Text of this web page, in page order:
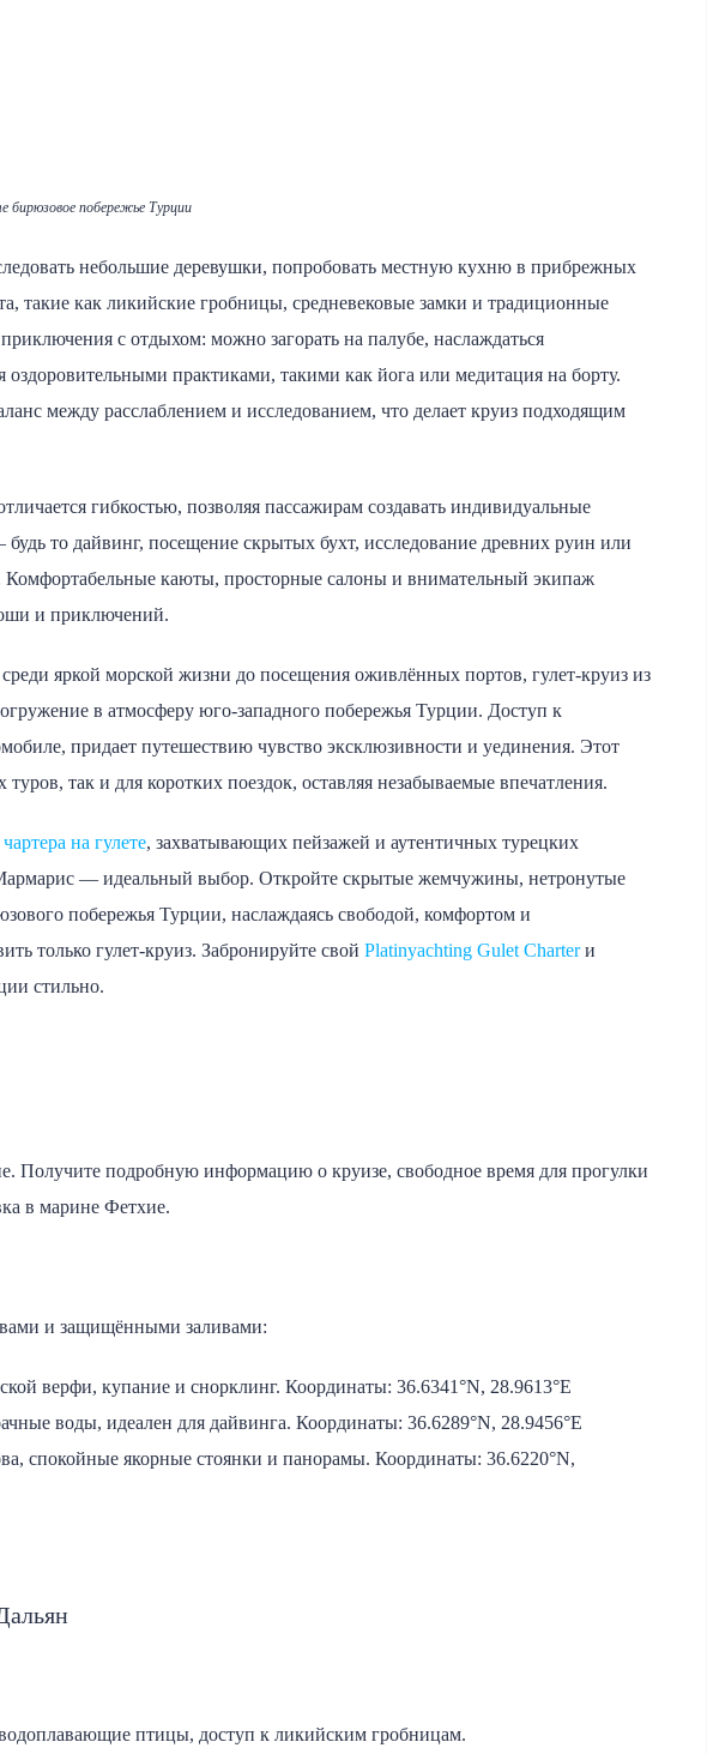
бирюзовое побережье Турции
небольшие деревушки, попробовать местную кухню в прибрежных
такие как ликийские гробницы, средневековые замки и традиционные
приключения с отдыхом: можно загорать на палубе, наслаждаться
практиками, такими как йога или медитация на борту.
между расслаблением и исследованием, что делает круиз подходящим
гибкостью, позволяя пассажирам создавать индивидуальные
то дайвинг, посещение скрытых бухт, исследование древних руин или
каюты, просторные салоны и внимательный экипаж
и приключений.
яркой морской жизни до посещения оживлённых портов, гулет-круиз из
в атмосферу юго-западного побережья Турции. Доступ к
придает путешествию чувство эксклюзивности и уединения. Этот
так и для коротких поездок, оставляя незабываемые впечатления.
на гулете, захватывающих пейзажей и аутентичных турецких
— идеальный выбор. Откройте скрытые жемчужины, нетронутые
побережья Турции, наслаждаясь свободой, комфортом и
только гулет-круиз. Забронируйте свой Platinyachting Gulet Charterи
стильно.
Получите подробную информацию о круизе, свободное время для прогулки
в марине Фетхие.
и защищёнными заливами:
верфи, купание и снорклинг. Координаты: 36.6341°N, 28.9613°E
воды, идеален для дайвинга. Координаты: 36.6289°N, 28.9456°E
спокойные якорные стоянки и панорамы. Координаты: 36.6220°N,
водоплавающие птицы, доступ к ликийским гробницам.